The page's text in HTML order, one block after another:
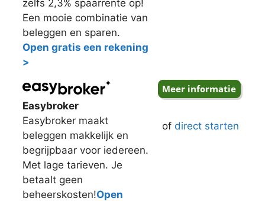
zelfs 2,3% spaarrente op!
Een mooie combinatie van
beleggen en sparen.
Open gratis een rekening
>
Easybroker
Easybroker maakt
beleggen makkelijk en
begrijpbaar voor iedereen.
Met lage tarieven. Je
betaalt geen
beheerskosten!Open
of direct starten